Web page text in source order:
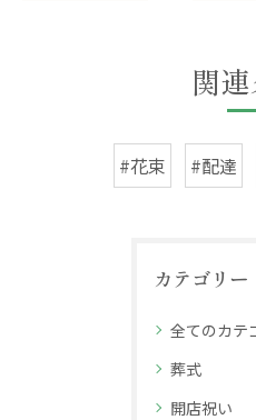
関
#花束 #配達
カテゴリー
全てのカテ
葬式
開店祝い